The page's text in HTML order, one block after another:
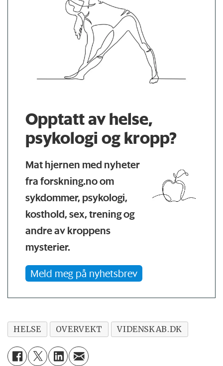
Opptatt av helse,
psykologi og kropp?
Mat hjernen med nyheter
fra forskning.no om
sykdommer, psykologi,
kosthold, sex, trening og
andre av kroppens
mysterier.
Meld meg på nyhetsbrev
HELSE OVERVEKT VIDENSKAB.DK